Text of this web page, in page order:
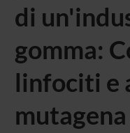
di
gomma:
linfociti e